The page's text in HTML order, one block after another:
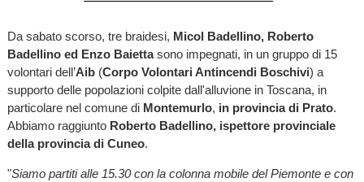
Da sabato scorso, tre braidesi, Micol Badellino, Roberto
Badellino ed Enzo Baiettasono impegnati, in un gruppo di 15
volontari dell’Aib(Corpo Volontari Antincendi Boschivi) a
supporto delle popolazioni colpite dall'alluvione in Toscana, in
particolare nel comune di Montemurlo, in provincia di Prato.
Abbiamo raggiunto Roberto Badellino, ispettore provinciale
della provincia di Cuneo.
"Siamo partiti alle 15.30 con la colonna mobile del Piemonte e con